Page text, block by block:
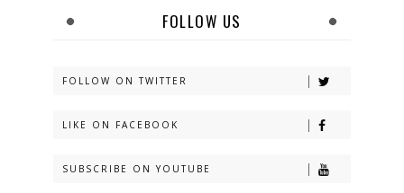
FOLLOW US
FOLLOW ON TWITTER
LIKE ON FACEBOOK
SUBSCRIBE ON YOUTUBE